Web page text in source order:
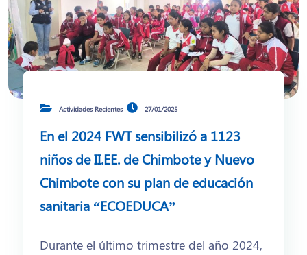
Actividades Recientes 27/01/2025
En el 2024 FWT sensibilizó a 1123
niños de II.EE. de Chimbote y Nuevo
Chimbote con su plan de educación
sanitaria “ECOEDUCA”
Durante el último trimestre del año 2024,